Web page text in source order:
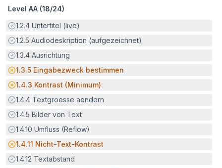
Level AA (18/24)
Erfüllt:
1.2.4 Untertitel (live)
Erfüllt:
1.2.5 Audiodeskription (aufgezeichnet)
Erfüllt:
1.3.4 Ausrichtung
Potenzielle Barriere:
1.3.5 Eingabezweck bestimmen
Potenzielle Barriere:
1.4.3 Kontrast (Minimum)
Erfüllt:
1.4.4 Textgroesse aendern
Erfüllt:
1.4.5 Bilder von Text
Erfüllt:
1.4.10 Umfluss (Reflow)
Potenzielle Barriere:
1.4.11 Nicht-Text-Kontrast
Erfüllt:
1.4.12 Textabstand